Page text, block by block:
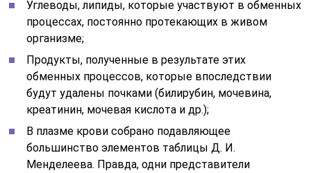
Углеводы, липиды, которые участвуют в обменных
процессах, постоянно протекающих в живом
организме;
Продукты, полученные в результате этих
обменных процессов, которые впоследствии
будут удалены почками (билирубин, мочевина,
креатинин, мочевая кислота и др.);
В плазме крови собрано подавляющее
большинство элементов таблицы Д. И.
Менделеева. Правда, одни представители